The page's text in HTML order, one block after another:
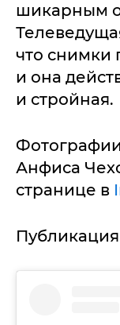
шикарным
что снимки
и она
и стройная.
Анфиса
странице в